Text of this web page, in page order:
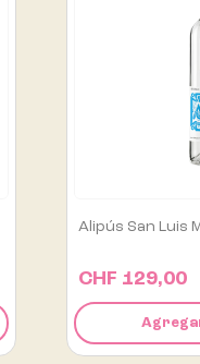
Antagonic Gin
CHF 45,00